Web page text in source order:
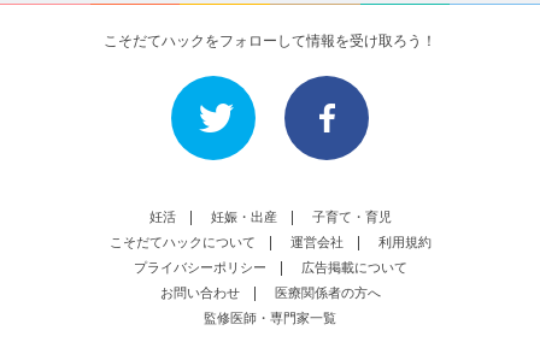
こそだてハックをフォローして情報を受け取ろう！
妊活 妊娠・出産
子育て・育児
こそだてハックについて
運営会社
利用規約
プライバシーポリシー
広告掲載について
お問い合わせ
医療関係者の方へ
監修医師・専門家一覧